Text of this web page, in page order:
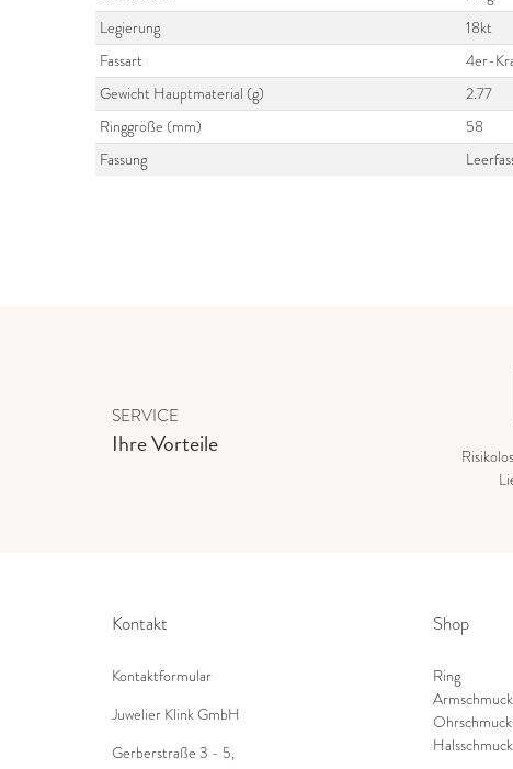
Legierung
18kt
Fassart
4er-
Gewicht Hauptmaterial (g)
2.77
Ringgröße (mm)
58
Fassung
SERVICE
Ihre Vorteile
Kontakt
Kontaktformular
Juwelier Klink GmbH
Gerberstraße 3 - 5,
Shop
Ring
Armschmuck
Ohrschmuck
Halsschmuck